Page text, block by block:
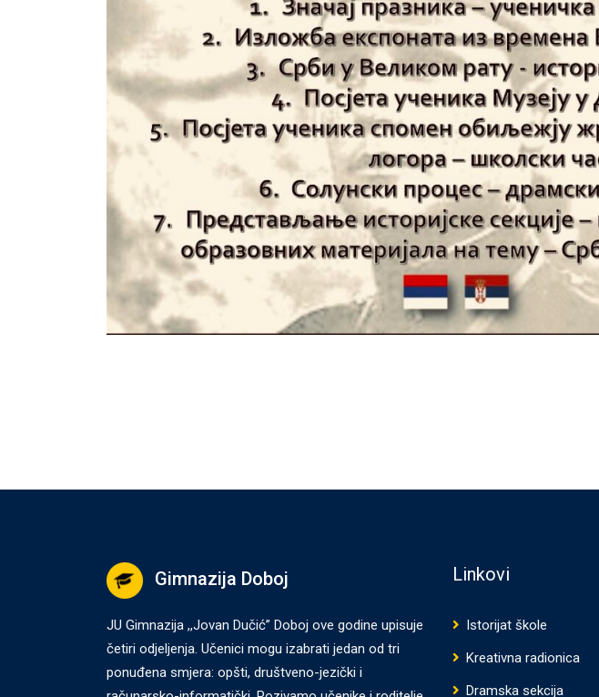
Gimnazija Doboj
JU Gimnazija ,,Jovan Dučić” Doboj ove godine upisuje
četiri odjeljenja. Učenici mogu izabrati jedan od tri
ponuđena smjera: opšti, društveno-jezički i
Linkovi
Istorijat škole
Kreativna radionica
Dramska sekcija